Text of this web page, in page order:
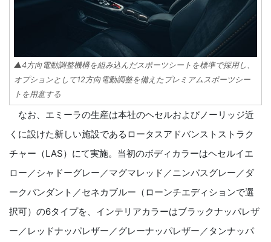
▲4方向電動調整機構を組み込んだスポーツシートを標準で採用し、
オプションとして12方向電動調整を備えたプレミアムスポーツシー
トを用意する
なお、エミーラの生産は本社のヘセルおよびノーリッジ近
くに設けた新しい施設であるロータスアドバンストストラク
チャー（LAS）にて実施。当初のボディカラーはヘセルイエ
ロー／シャドーグレー／マグマレッド／ニンバスグレー／ダ
ークバンダント／セネカブルー（ローンチエディションで選
択可）の6タイプを、インテリアカラーはブラックナッパレザ
ー／レッドナッパレザー／グレーナッパレザー／タンナッパ